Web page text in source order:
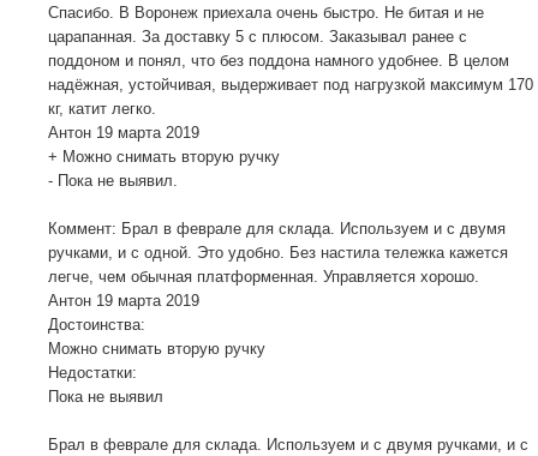
Спасибо. В Воронеж приехала очень быстро. Не битая и не
царапанная. За доставку 5 с плюсом. Заказывал ранее с
поддоном и понял, что без поддона намного удобнее. В целом
надёжная, устойчивая, выдерживает под нагрузкой максимум 170
кг, катит легко.
Антон 19 марта 2019
+ Можно снимать вторую ручку
- Пока не выявил.
Коммент: Брал в феврале для склада. Используем и с двумя
ручками, и с одной. Это удобно. Без настила тележка кажется
легче, чем обычная платформенная. Управляется хорошо.
Антон 19 марта 2019
Достоинства:
Можно снимать вторую ручку
Недостатки:
Пока не выявил
Брал в феврале для склада. Используем и с двумя ручками, и с